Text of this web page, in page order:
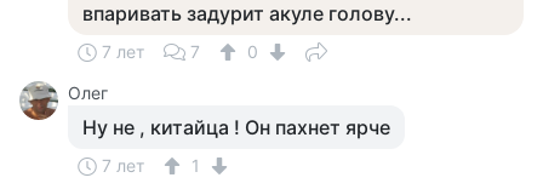
впаривать задурит акуле голову...
7 лет 7
0
Олег
Ну не , китайца ! Он пахнет ярче
7 лет 1